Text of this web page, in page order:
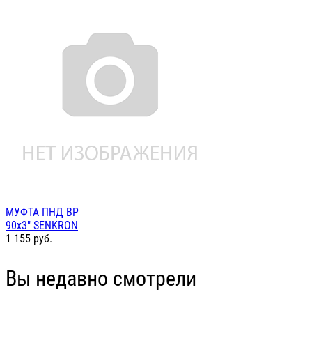
МУФТА ПНД ВР
90х3" SENKRON
1 155 руб.
Вы недавно смотрели